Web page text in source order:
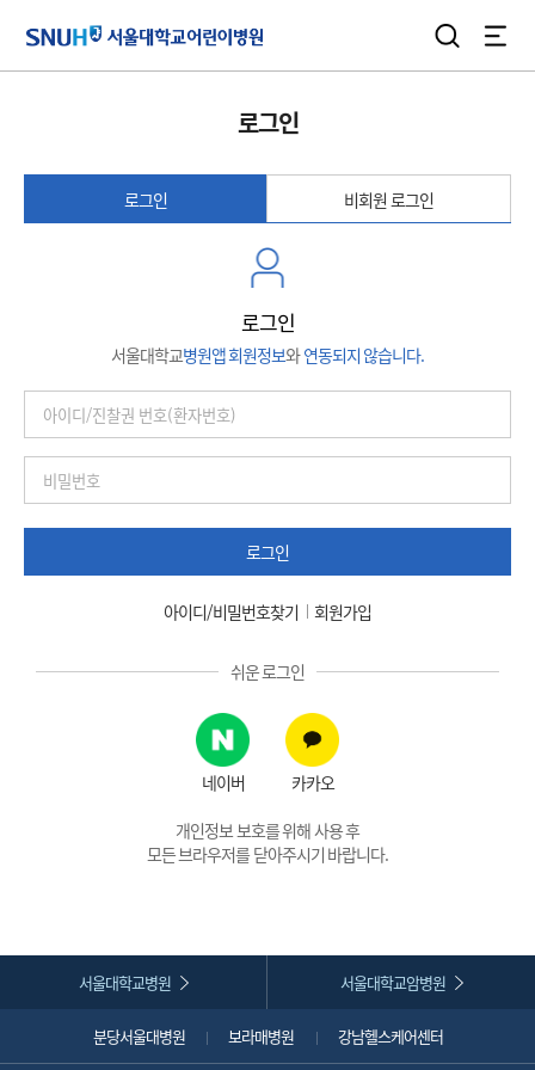
검색
로그인
로그인 비회원 로그인
로그인
서울대학교병원앱 회원정보와연동되지 않습니다.
로그인
아이디/비밀번호찾기 회원가입
쉬운 로그인
네이버
카카오
개인정보 보호를 위해 사용 후
모든 브라우저를 닫아주시기 바랍니다.
서울대학교병원 서울대학교암병원
분당서울대병원 보라매병원 강남헬스케어센터